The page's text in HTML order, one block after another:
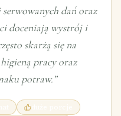
dań oraz
doceniają wystrój i
skarżą się na
pracy oraz
potraw.”
duże porcje